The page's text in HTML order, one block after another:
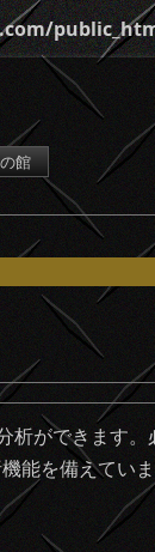
館
析ができます
能を備えてい